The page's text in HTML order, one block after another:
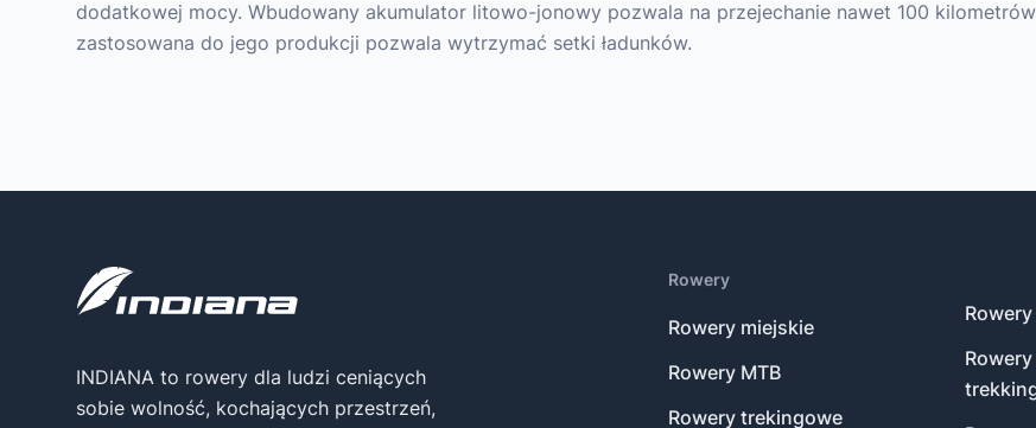
dodatkowej mocy. Wbudowany akumulator litowo-jonowy pozwala na przejechanie nawet 100
zastosowana do jego produkcji pozwala wytrzymać setki ładunków.
INDIANA to rowery dla ludzi ceniących
sobie wolność, kochających przestrzeń,
Rowery
Rowery miejskie
Rowery MTB
Rowery trekingowe